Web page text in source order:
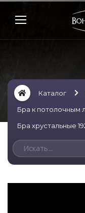
Каталог
Бра к потолочным
Бра хрустальные